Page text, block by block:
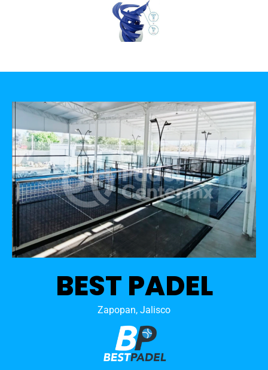
BEST PADEL
Zapopan, Jalisco